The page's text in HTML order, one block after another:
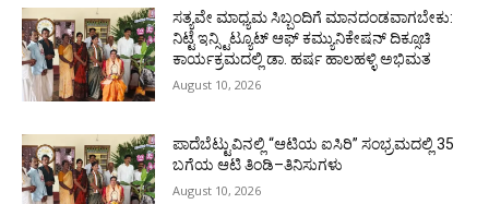
ಸತ್ಯವೇ ಮಾಧ್ಯಮ ಸಿಬ್ಬಂದಿಗೆ ಮಾನದಂಡವಾಗಬೇಕು:
ನಿಟ್ಟೆ ಇನ್ಸ್ಟಿಟ್ಯೂಟ್ ಆಫ್ ಕಮ್ಯುನಿಕೇಷನ್ ದಿಕ್ಸೂಚಿ
ಕಾರ್ಯಕ್ರಮದಲ್ಲಿ ಡಾ. ಹರ್ಷ ಹಾಲಹಳ್ಳಿ ಅಭಿಮತ
August 10, 2026
ಪಾದೆಬೆಟ್ಟುವಿನಲ್ಲಿ “ಆಟಿಯ ಐಸಿರಿ’’ ಸಂಭ್ರಮದಲ್ಲಿ 35
ಬಗೆಯ ಆಟಿ ತಿಂಡಿ–ತಿನಿಸುಗಳು
August 10, 2026